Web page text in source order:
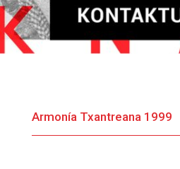
Armonía Txantreana 1999